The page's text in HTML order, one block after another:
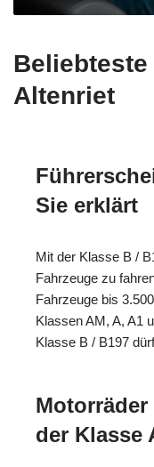
Altenriet
Sie erklärt
Mit der Klasse B /
Fahrzeuge zu
Fahrzeuge bis
Klassen AM, A, A1
Klasse B / B197
der Klasse